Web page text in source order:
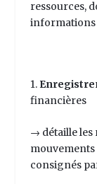
ressources,
informations
1.
financières
→ détaille les
consignés